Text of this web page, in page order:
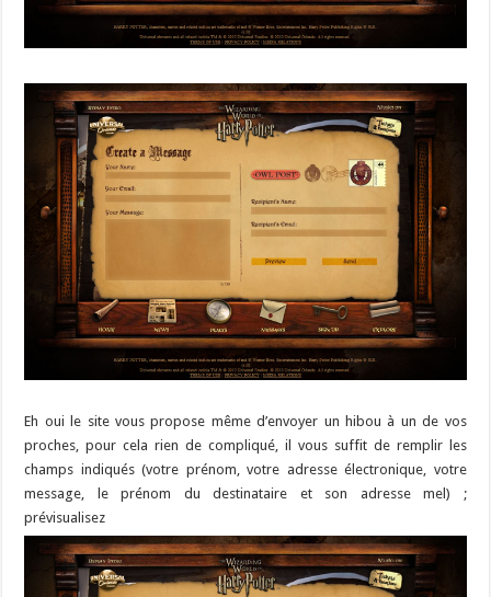
Eh oui le site vous propose même d’envoyer un hibou à un de vos
proches, pour cela rien de compliqué, il vous suffit de remplir les
champs indiqués (votre prénom, votre adresse électronique, votre
message, le prénom du destinataire et son adresse mel) ;
prévisualisez